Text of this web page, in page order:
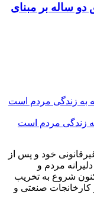
ساله بر مبنای
زندگی مردم است
خود و پس از
مردم و
شروع به تخریب
کارخانجات صنعتی و